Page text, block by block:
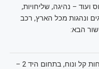
ועוד – נהיגה, שליחויות,
ונהגות מכל הארץ, רכב
הבא:
דרושים דרושות לעבודה בשירות לקוחות קל ונוח, בתחום היד 2 –